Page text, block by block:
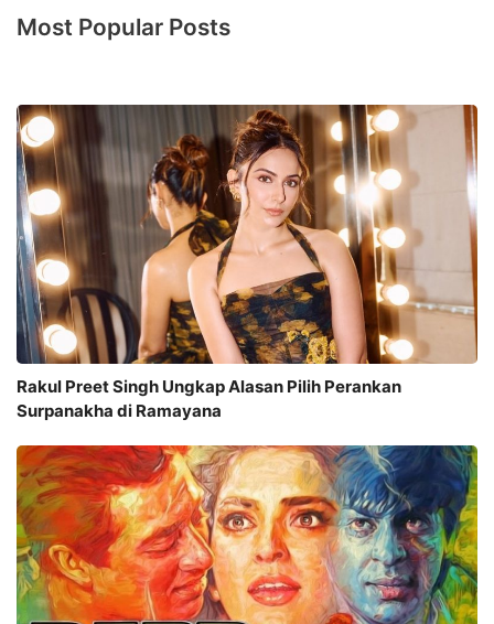
Most Popular Posts
Rakul Preet Singh Ungkap Alasan Pilih Perankan
Surpanakha di Ramayana